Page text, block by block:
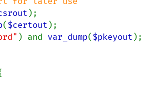
($certout
) and var_dump($pkeyout );